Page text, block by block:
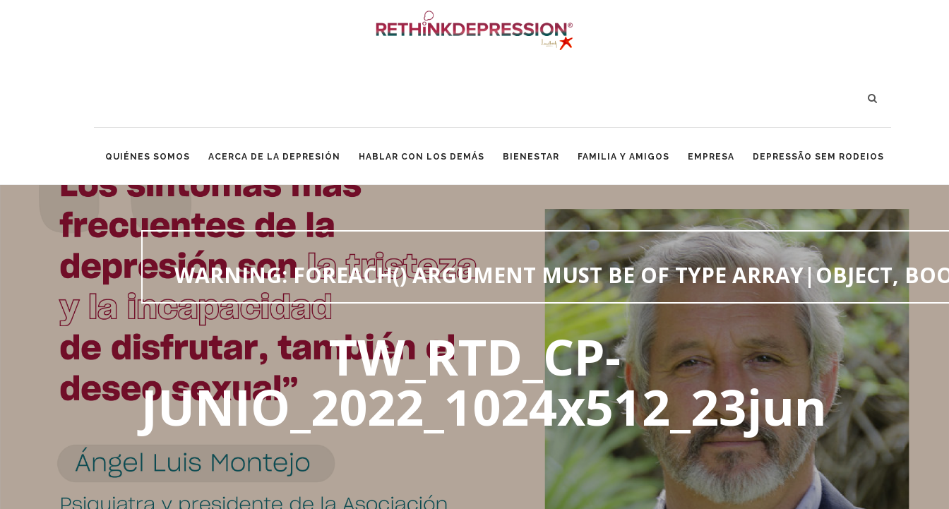
QUIÉNES SOMOS ACERCA DE LA DEPRESIÓN HABLAR CON LOS DEMÁS BIENESTAR FAMILIA Y AMIGOS EMPRESA DEPRESSÃO SEM RODEIOS
WARNING: FOREACH() ARGUMENT MUST BE OF TYPE ARRAY|OBJECT,
TW_RTD_CP-
JUNIO_2022_1024x512_23jun